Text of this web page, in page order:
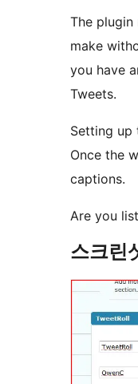
The plugin
make
you have
Tweets.
Setting up
Once the
captions.
Are you
스크린